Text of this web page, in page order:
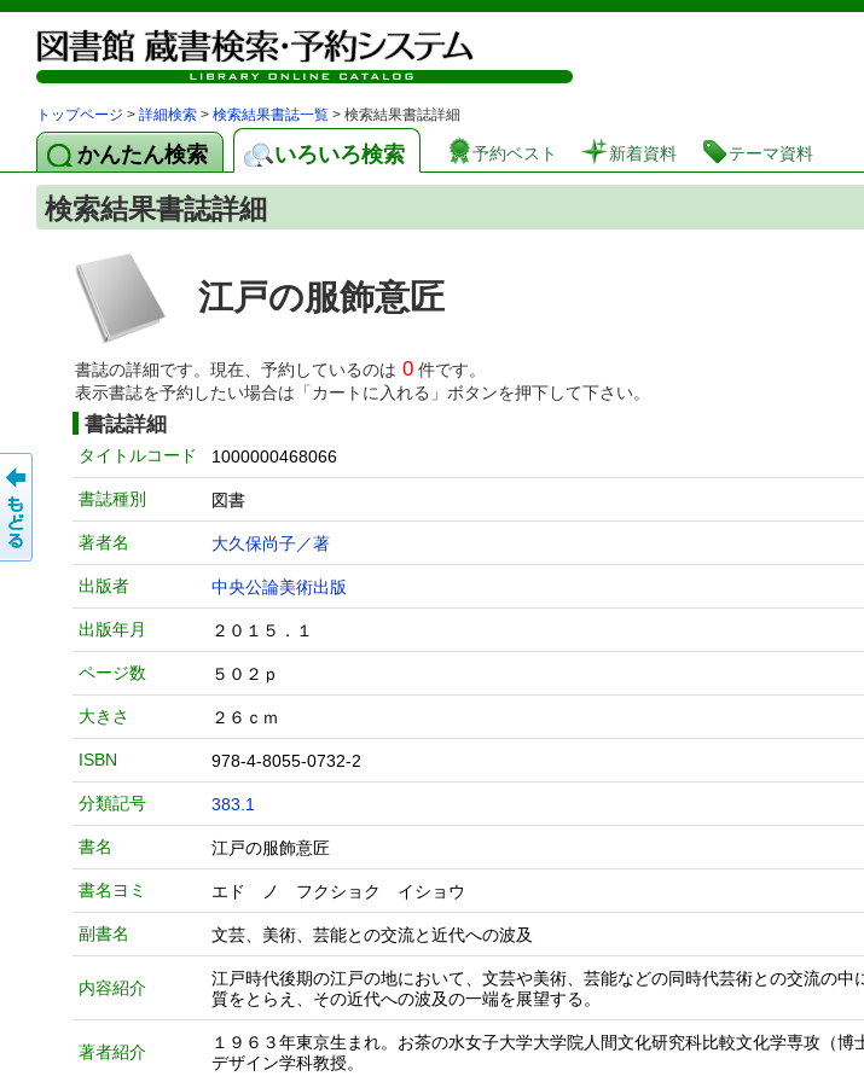
図書館 蔵書検索・予約システム
トップページ > 詳細検索 > 検索結果書誌一覧 > 検索結果書誌詳細
かんたん検索 いろいろ検索 予約ベスト 新着資料 テーマ資料
検索結果書誌詳細
江戸の服飾意匠
書誌の詳細です。現在、予約しているのは 0 件です。
表示書誌を予約したい場合は「カートに入れる」ボタンを押下して下さい。
書誌詳細
タイトルコード 1000000468066
書誌種別 図書
著者名 大久保尚子／著
出版者 中央公論美術出版
出版年月 ２０１５．１
ページ数 ５０２ｐ
大きさ ２６ｃｍ
ISBN 978-4-8055-0732-2
分類記号 383.1
書名 江戸の服飾意匠
書名ヨミ エド ノ フクショク イショウ
副書名 文芸、美術、芸能との交流と近代への波及
内容紹介
江戸時代後期の江戸の地において、文芸や美術、芸能などの同時代芸術との交流の
質をとらえ、その近代への波及の一端を展望する。
著者紹介
１９６３年東京生まれ。お茶の水女子大学大学院人間文化研究科比較文化学専攻（
デザイン学科教授。